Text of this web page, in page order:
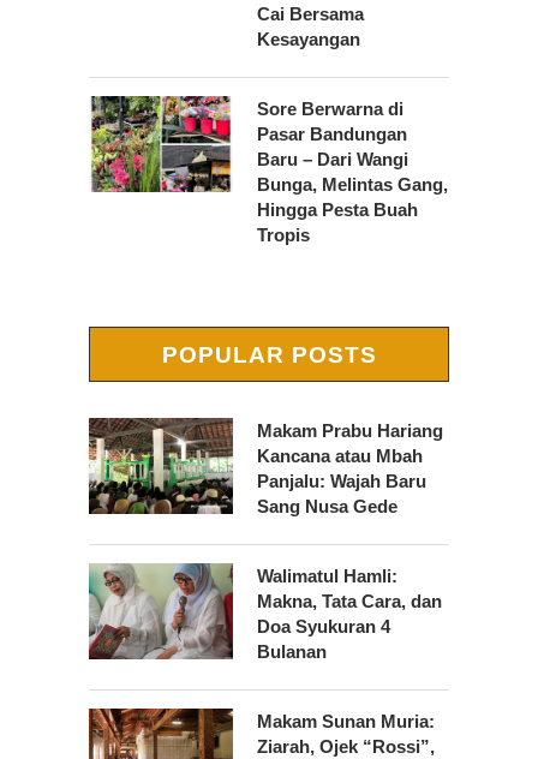
Cai Bersama
Kesayangan
Sore Berwarna di
Pasar Bandungan
Baru – Dari Wangi
Bunga, Melintas Gang,
Hingga Pesta Buah
Tropis
POPULAR POSTS
Makam Prabu Hariang
Kancana atau Mbah
Panjalu: Wajah Baru
Sang Nusa Gede
Walimatul Hamli:
Makna, Tata Cara, dan
Doa Syukuran 4
Bulanan
Makam Sunan Muria:
Ziarah, Ojek “Rossi”,